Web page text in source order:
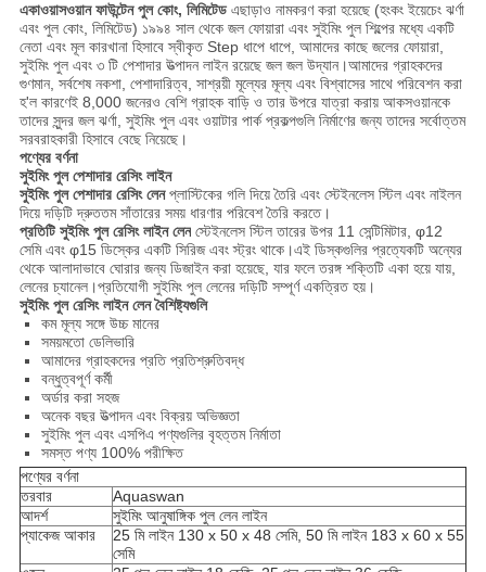
একাওয়াসওয়ান ফাউন্টেন পুল কোং, লিমিটেড এছাড়াও নামকরণ করা হয়েছে (হংকং ইয়েচেং ঝর্ণা
এবং পুল কোং, লিমিটেড) ১৯৯৪ সাল থেকে জল ফোয়ারা এবং সুইমিং পুল শিল্পের মধ্যে একটি
নেতা এবং মূল কারখানা হিসাবে স্বীকৃত Step ধাপে ধাপে, আমাদের কাছে জলের ফোয়ারা,
সুইমিং পুল এবং ৩ টি পেশাদার উত্পাদন লাইন রয়েছে জল জল উদ্যান।আমাদের গ্রাহকদের
গুণমান, সর্বশেষ নকশা, পেশাদারিত্ব, সাশ্রয়ী মূল্যের মূল্য এবং বিশ্বাসের সাথে পরিবেশন করা
হ'ল কারণেই 8,000 জনেরও বেশি গ্রাহক বাড়ি ও তার উপরে যাত্রা করায় আকসওয়ানকে
তাদের সুন্দর জল ঝর্ণা, সুইমিং পুল এবং ওয়াটার পার্ক প্রকল্পগুলি নির্মাণের জন্য তাদের সর্বোত্তম
সরবরাহকারী হিসাবে বেছে নিয়েছে।
পণ্যের বর্ণনা
সুইমিং পুল পেশাদার রেসিং লাইন
সুইমিং পুল পেশাদার রেসিং লেনপ্লাস্টিকের গলি দিয়ে তৈরি এবং স্টেইনলেস স্টিল এবং নাইলন
দিয়ে দড়িটি দ্রুততম সাঁতারের সময় ধারণার পরিবেশ তৈরি করতে।
প্রতিটি সুইমিং পুল রেসিং লাইন লেন স্টেইনলেস স্টিল তারের উপর 11 সেন্টিমিটার, φ12
সেমি এবং φ15 ডিস্কের একটি সিরিজ এবং স্ট্রং থাকে।এই ডিস্কগুলির প্রত্যেকটি অন্যের
থেকে আলাদাভাবে ঘোরার জন্য ডিজাইন করা হয়েছে, যার ফলে তরঙ্গ শক্তিটি একা হয়ে যায়,
লেনের চ্যানেল।প্রতিযোগী সুইমিং পুল লেনের দড়িটি সম্পূর্ণ একত্রিত হয়।
সুইমিং পুল রেসিং লাইন লেন বৈশিষ্ট্যগুলি
কম মূল্য সঙ্গে উচ্চ মানের
সময়মতো ডেলিভারি
আমাদের গ্রাহকদের প্রতি প্রতিশ্রুতিবদ্ধ
বন্ধুত্বপূর্ণ কর্মী
অর্ডার করা সহজ
অনেক বছর উত্পাদন এবং বিক্রয় অভিজ্ঞতা
সুইমিং পুল এবং এসপিএ পণ্যগুলির বৃহত্তম নির্মাতা
সমস্ত পণ্য 100% পরীক্ষিত
পণ্যের বর্ণনা
তরবার
Aquaswan
আদর্শ
সুইমিং আনুষাঙ্গিক পুল লেন লাইন
প্যাকেজ আকার
25 মি লাইন 130 x 50 x 48 সেমি, 50 মি লাইন 183 x 60 x 55
সেমি